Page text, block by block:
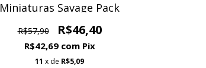
Miniaturas Savage Pack
R$57,90 R$46,40
R$42,69 com Pix
11 x de R$5,09